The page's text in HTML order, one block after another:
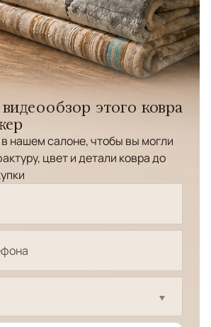
этого ковра
нашем салоне, чтобы вы могли
цвет и детали ковра до